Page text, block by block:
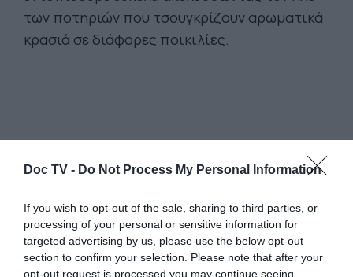
Doc TV - Do Not Process My Personal Information
If you wish to opt-out of the sale, sharing to third parties, or
processing of your personal or sensitive information for
targeted advertising by us, please use the below opt-out
section to confirm your selection. Please note that after your
opt-out request is processed you may continue seeing
των ποτηριών που τσουγκρίζουν αρωματικά
κρασιά σε διάφορες ποικιλίες.